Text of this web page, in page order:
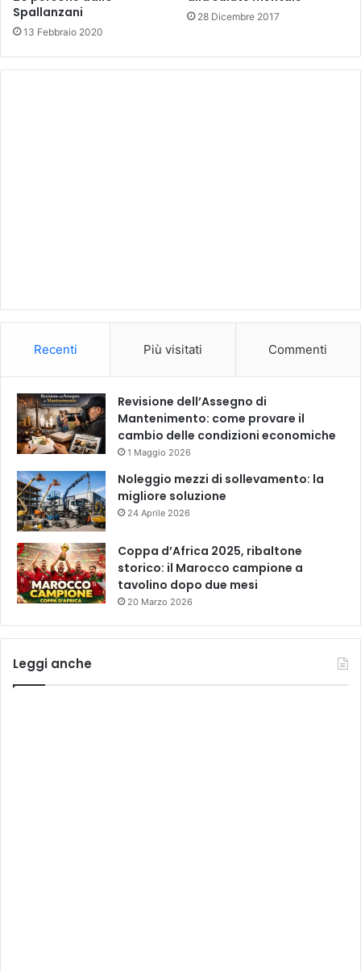
Spallanzani
13 Febbraio 2020
28 Dicembre 2017
Recenti Più visitati Commenti
Revisione dell’Assegno di
Mantenimento: come provare il
cambio delle condizioni economiche
1 Maggio 2026
Noleggio mezzi di sollevamento: la
migliore soluzione
24 Aprile 2026
Coppa d’Africa 2025, ribaltone
storico: il Marocco campione a
tavolino dopo due mesi
20 Marzo 2026
Leggi anche